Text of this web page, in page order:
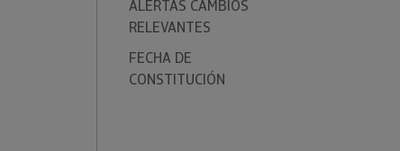
ALERTAS CAMBIOS
RELEVANTES
FECHA DE
CONSTITUCIÓN